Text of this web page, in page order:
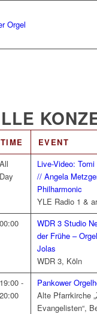
TIME
EVENT
All
Day
Live-Video:
// Angela
Philharmonic
YLE Radio 1 &
00:00
WDR 3 Studio
der Frühe –
Jolas
WDR 3, Köln
19:00 -
20:00
Pankower
Alte Pfarrkirche
Evangelisten“,